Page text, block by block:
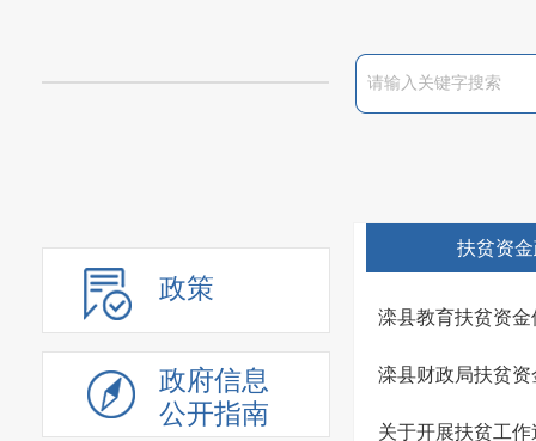
政策
政府信息
公开指南
扶贫资
滦县教育扶贫资
滦县财政局扶贫
关于开展扶贫工